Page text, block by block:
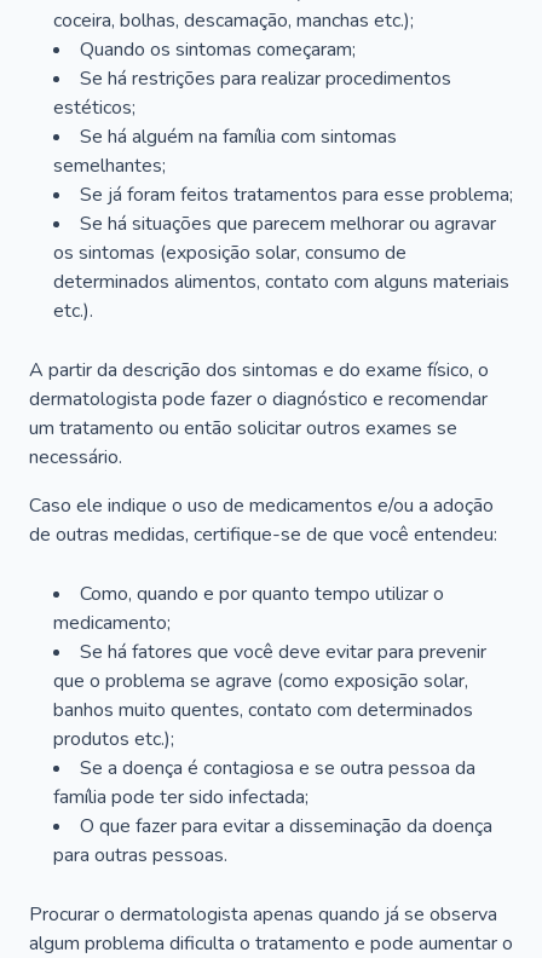
coceira, bolhas, descamação, manchas etc.);
Quando os sintomas começaram;
Se há restrições para realizar procedimentos
estéticos;
Se há alguém na família com sintomas
semelhantes;
Se já foram feitos tratamentos para esse problema;
Se há situações que parecem melhorar ou agravar
os sintomas (exposição solar, consumo de
determinados alimentos, contato com alguns materiais
etc.).
A partir da descrição dos sintomas e do exame físico, o
dermatologista pode fazer o diagnóstico e recomendar
um tratamento ou então solicitar outros exames se
necessário.
Caso ele indique o uso de medicamentos e/ou a adoção
de outras medidas, certifique-se de que você entendeu:
Como, quando e por quanto tempo utilizar o
medicamento;
Se há fatores que você deve evitar para prevenir
que o problema se agrave (como exposição solar,
banhos muito quentes, contato com determinados
produtos etc.);
Se a doença é contagiosa e se outra pessoa da
família pode ter sido infectada;
O que fazer para evitar a disseminação da doença
para outras pessoas.
Procurar o dermatologista apenas quando já se observa
algum problema dificulta o tratamento e pode aumentar o